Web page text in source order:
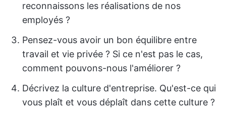
reconnaissons les réalisations de nos
employés ?
Pensez-vous avoir un bon équilibre entre
travail et vie privée ? Si ce n'est pas le cas,
comment pouvons-nous l'améliorer ?
Décrivez la culture d'entreprise. Qu'est-ce qui
vous plaît et vous déplaît dans cette culture ?